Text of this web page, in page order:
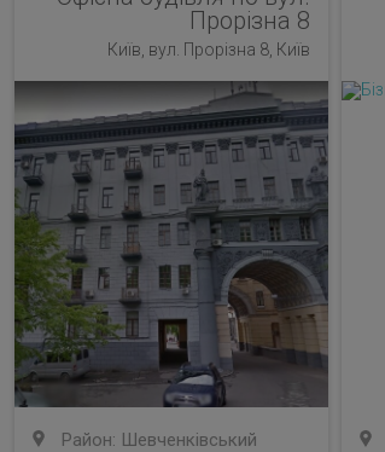
Прорізна 8
Київ, вул. Прорізна 8, Київ
Район: Шевченківський